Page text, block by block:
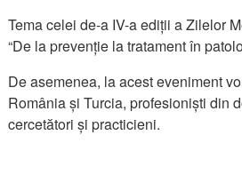
Tema celei de-a IV-a ediții a Zilelor
“De la prevenție la tratament în
De asemenea, la acest eveniment
România și Turcia, profesioniști din
cercetători și practicieni.